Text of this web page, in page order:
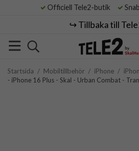
Officiell Tele2-butik
↪️ Tillbaka till
Startsida / Mobiltillbehör / iPhone /
- iPhone 16 Plus - Skal - Urban Combat -